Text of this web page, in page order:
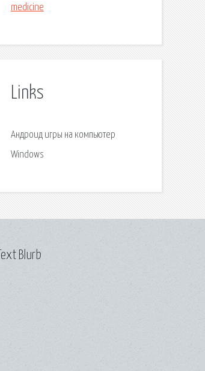
medicine
Links
Андроид игры на компьютер
Windows
Blurb